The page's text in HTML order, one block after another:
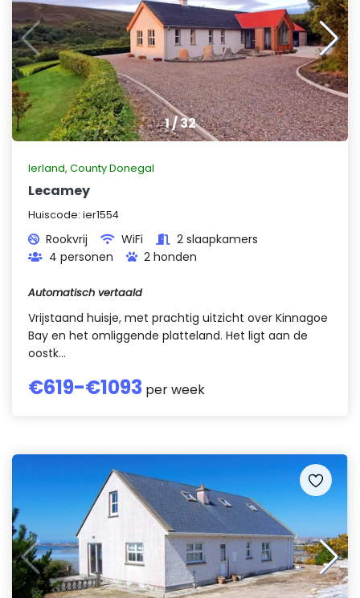
1/32
Ierland, County Donegal
Lecamey
Huiscode: ier1554
Rookvrij WiFi
2 slaapkamers
4 personen
2 honden
Automatisch vertaald
Vrijstaand huisje, met prachtig uitzicht over Kinnagoe
Bay en het omliggende platteland. Het ligt aan de
oostk...
€619-€1093 per week